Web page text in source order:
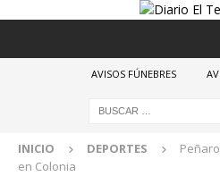
AVISOS FÚNEBRES
INICIO DEPORTES
en Colonia